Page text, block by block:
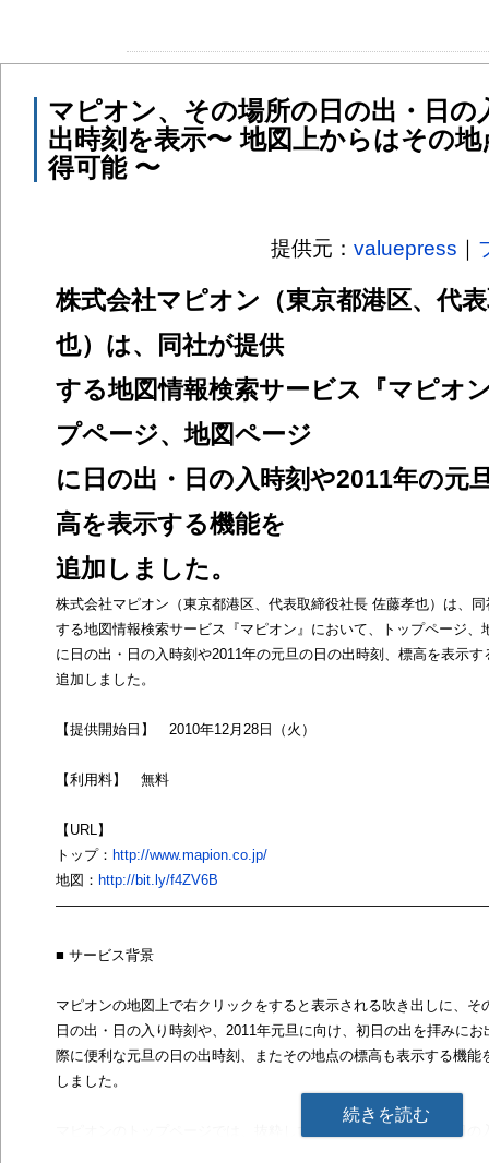
マピオン、その場所の日の出・日の
出時刻を表示〜 地図上からはその
得可能 〜
提供元： valuepress
株式会社マピオン（東京都港区、代
也）は、同社が提供
する地図情報検索サービス『マピオ
プページ、地図ページ
に日の出・日の入時刻や2011年の元
高を表示する機能を
追加しました。
続きを読む
株式会社マピオン（東京都港区、代表取締役社長 佐藤孝也）は、
する地図情報検索サービス『マピオン』において、トップページ、
に日の出・日の入時刻や2011年の元旦の日の出時刻、標高を表示す
追加しました。
【提供開始日】 2010年12月28日（火）
【利用料】 無料
【URL】
トップ： http://www.mapion.co.jp/
地図： http://bit.ly/f4ZV6B
■ サービス背景
マピオンの地図上で右クリックをすると表示される吹き出しに、そ
日の出・日の入り時刻や、2011年元旦に向け、初日の出を拝みにお
際に便利な元旦の日の出時刻、またその地点の標高も表示する機能
しました。
マピオンのトップページでは、抜粋して東京・大阪の日の出・日の